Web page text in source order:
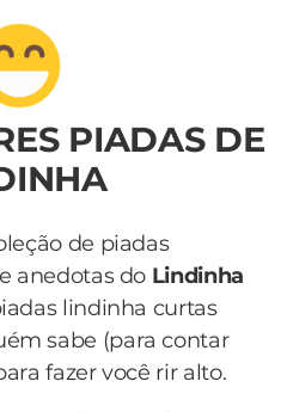
PIADAS DE
de piadas
anedotas do Lindinha
lindinha curtas
sabe (para contar
fazer você rir alto.